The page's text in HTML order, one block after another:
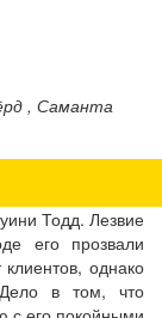
, Саманта
Тодд. Лезвие
его прозвали
однако
в том, что